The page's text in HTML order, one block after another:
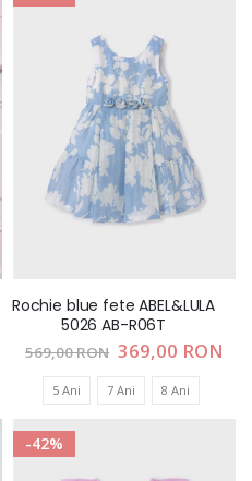
Rochie blue fete ABEL&LULA
5026 AB-R06T
569,00 RON Pret
special
369,00 RON
5 Ani 7 Ani 8 Ani
-42%